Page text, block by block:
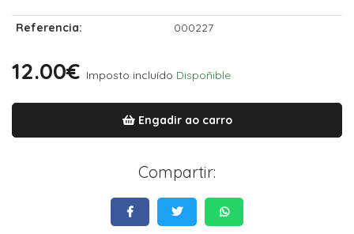
Referencia: 000227
12.00€ Imposto incluído Dispoñible
Engadir ao carro
Compartir: